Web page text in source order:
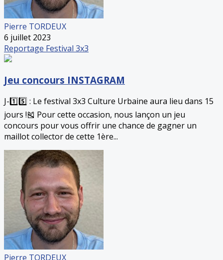
Pierre TORDEUX
6 juillet 2023
Reportage Festival 3x3
Jeu concours INSTAGRAM
J-1️⃣5️⃣ : Le festival 3x3 Culture Urbaine aura lieu dans 15
jours !🎽 Pour cette occasion, nous lançon un jeu
concours pour vous offrir une chance de gagner un
maillot collector de cette 1ère...
Pierre TORDEUX